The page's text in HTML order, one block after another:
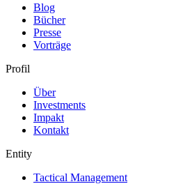
Blog
Bücher
Presse
Vorträge
Profil
Über
Investments
Impakt
Kontakt
Entity
Tactical Management